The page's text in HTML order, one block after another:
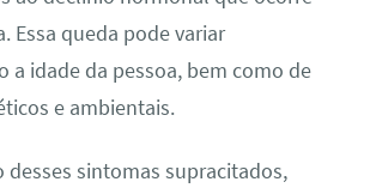
Essa queda pode variar
a idade da pessoa, bem como de
e ambientais.
desses sintomas supracitados,